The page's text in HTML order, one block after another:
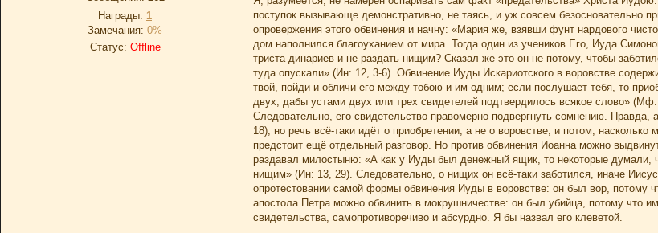
Награды: 1
Замечания: 0%
Статус: Offline
поступок вызывающе демонстративно, не таясь, и уж совсем безосновательно
опровержения этого обвинения и начну: «Мария же, взявши фунт нардового
дом наполнился благоуханием от мира. Тогда один из учеников Его, Иуда
триста динариев и не раздать нищим? Сказал же это он не потому, чтобы
туда опускали» (Ин: 12, 3-6). Обвинение Иуды Искариотского в воровстве
твой, пойди и обличи его между тобою и им одним; если послушает тебя, то
двух, дабы устами двух или трех свидетелей подтвердилось всякое слово»
Следовательно, его свидетельство правомерно подвергнуть сомнению.
18), но речь всё-таки идёт о приобретении, а не о воровстве, и потом,
предстоит ещё отдельный разговор. Но против обвинения Иоанна можно
раздавал милостыню: «А как у Иуды был денежный ящик, то некоторые думали,
нищим» (Ин: 13, 29). Следовательно, о нищих он всё-таки заботился, иначе
опротестовании самой формы обвинения Иуды в воровстве: он был вор, потому
апостола Петра можно обвинить в мокрушничестве: он был убийца, потому что
свидетельства, самопротиворечиво и абсурдно. Я бы назвал его клеветой.